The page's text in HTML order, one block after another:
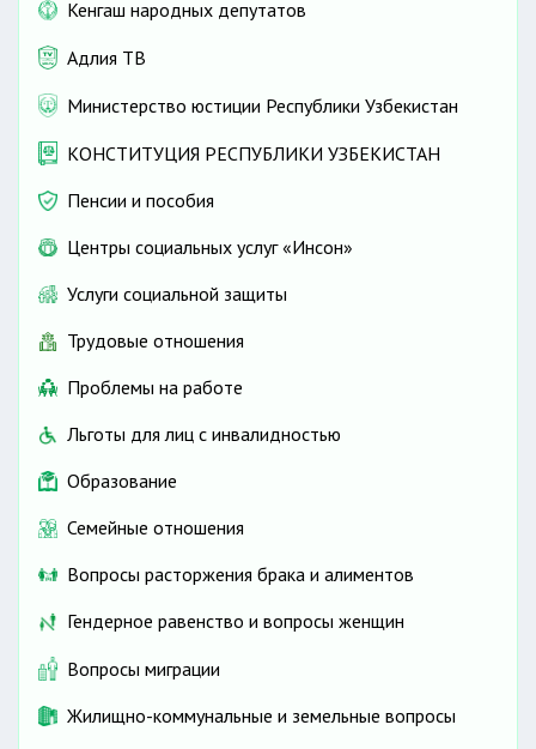
Кенгаш народных депутатов
Адлия ТВ
Министерство юстиции Республики Узбекистан
КОНСТИТУЦИЯ РЕСПУБЛИКИ УЗБЕКИСТАН
Пенсии и пособия
Центры социальных услуг «Инсон»
Услуги социальной защиты
Трудовые отношения
Проблемы на работе
Льготы для лиц с инвалидностью
Образование
Семейные отношения
Вопросы расторжения брака и алиментов
Гендерное равенство и вопросы женщин
Вопросы миграции
Жилищно-коммунальные и земельные вопросы